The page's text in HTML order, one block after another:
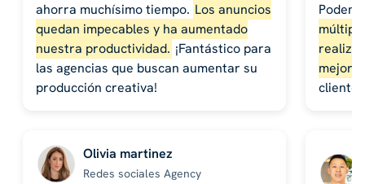
ahorra muchísimo tiempo. Los anuncios
quedan impecables y ha aumentado
nuestra productividad. ¡Fantástico para
las agencias que buscan aumentar su
producción creativa!
Olivia martinez
Redes sociales Agency